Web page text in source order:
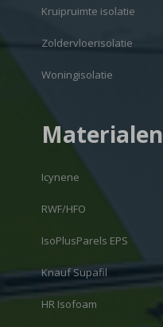
Kruipruimte isolatie
Zoldervloerisolatie
Woningisolatie
Materialen
Icynene
RWF/HFO
IsoPlusParels EPS
Knauf Supafil
HR Isofoam